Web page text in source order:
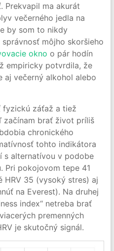
Prekvapil ma akurát
večerného jedla na
by som to nikdy
môjho skoršieho
okno o pár hodín
empiricky potvrdila, že
aj večerný alkohol alebo
fyzickú záťaž a tiež
začínam brať život príliš
chronického
tohto indikátora
s alternatívou v podobe
Pri pokojovom tepe 41
HRV 35 (vysoký stres) aj
na Everest). Na druhej
index“ netreba brať
premenných
je skutočný signál.